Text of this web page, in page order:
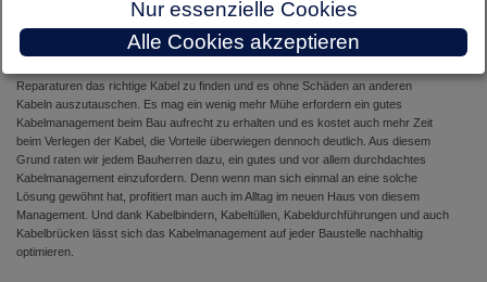
Da ist etwas dran, aber dennoch müssen wir widersprechen. Denn gut und
ordentlich verlegte Kabel bieten den entscheidenden Vorteil, dass diese in der
Regel deutlich länger halten, weniger Schäden aufweisen und somit auch zu
Reparaturen das richtige Kabel zu finden und es ohne Schäden an anderen
Kabeln auszutauschen. Es mag ein wenig mehr Mühe erfordern ein gutes
Kabelmanagement beim Bau aufrecht zu erhalten und es kostet auch mehr Zeit
beim Verlegen der Kabel, die Vorteile überwiegen dennoch deutlich. Aus diesem
Grund raten wir jedem Bauherren dazu, ein gutes und vor allem durchdachtes
Kabelmanagement einzufordern. Denn wenn man sich einmal an eine solche
Lösung gewöhnt hat, profitiert man auch im Alltag im neuen Haus von diesem
Management. Und dank Kabelbindern, Kabeltüllen, Kabeldurchführungen und auch
Kabelbrücken lässt sich das Kabelmanagement auf jeder Baustelle nachhaltig
optimieren.
Nur essenzielle Cookies
Alle Cookies akzeptieren